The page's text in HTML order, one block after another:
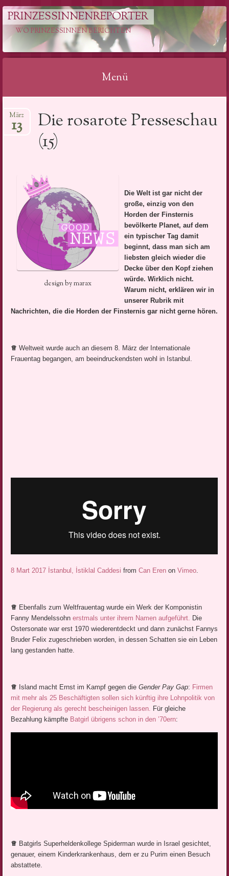
PRINZESSINNENREPORTER
WO PRINZESSINNEN BERICHTEN
Menü
zum
Inhalt
Die rosarote Presseschau
(15)
März
13
design by marax
Die Welt ist gar nicht der
große, einzig von den
Horden der Finsternis
bevölkerte Planet, auf dem
ein typischer Tag damit
beginnt, dass man sich am
liebsten gleich wieder die
Decke über den Kopf ziehen
würde. Wirklich nicht.
Warum nicht, erklären wir in
unserer Rubrik mit
Nachrichten, die die Horden der Finsternis gar nicht gerne hören.
♕ Weltweit wurde auch an diesem 8. März der Internationale
Frauentag begangen, am beeindruckendsten wohl in Istanbul.
8 Mart 2017 İstanbul, İstiklal Caddesi fromCan Eren onVimeo.
♕ Ebenfalls zum Weltfrauentag wurde ein Werk der Komponistin
Fanny Mendelssohnerstmals unter ihrem Namen aufgeführt. Die
Ostersonate war erst 1970 wiederentdeckt und dann zunächst Fannys
Bruder Felix zugeschrieben worden, in dessen Schatten sie ein Leben
lang gestanden hatte.
♕ Island macht Ernst im Kampf gegen dieGender Pay Gap: Firmen
mit mehr als 25 Beschäftigten sollen sich künftig ihre Lohnpolitik von
der Regierung als gerecht bescheinigen lassen. Für gleiche
Bezahlung kämpfte Batgirl übrigens schon in den ’70ern:
♕ Batgirls Superheldenkollege Spiderman wurde in Israel gesichtet,
genauer, einem Kinderkrankenhaus, dem er zu Purim einen Besuch
abstattete.